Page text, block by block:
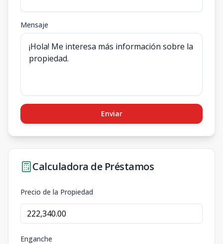
Mensaje
Enviar
Calculadora de Préstamos
Precio de la Propiedad
Enganche